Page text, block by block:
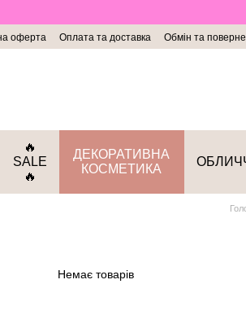
оферта Оплата та доставка Обмін та
🔥
SALE
🔥
ДЕКОРАТИВНА
КОСМЕТИКА
Немає товарів